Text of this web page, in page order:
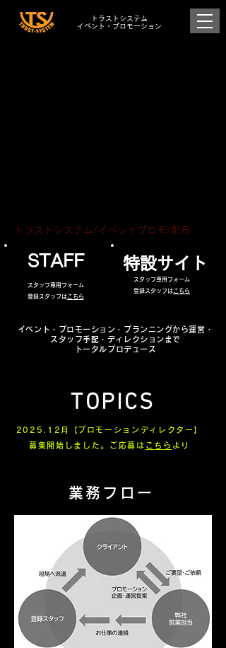
トラストシステム
イベント・プロモーション
トラストシステム/イベントプロモ/配布
STAFF
​スタッフ専用フォーム
​登録スタッフはこちら
​スタッフ専用フォーム
​登録スタッフは​こちら
​特設サイト
イベント・プロモーション・プランニングから運営・
スタッフ手配・ディレクションまで
トータルプロデュース
TOPICS
2025.12月 ​【プロモーションディレクター】
募集開始しました。​ご応募は こちら より
業務フロー